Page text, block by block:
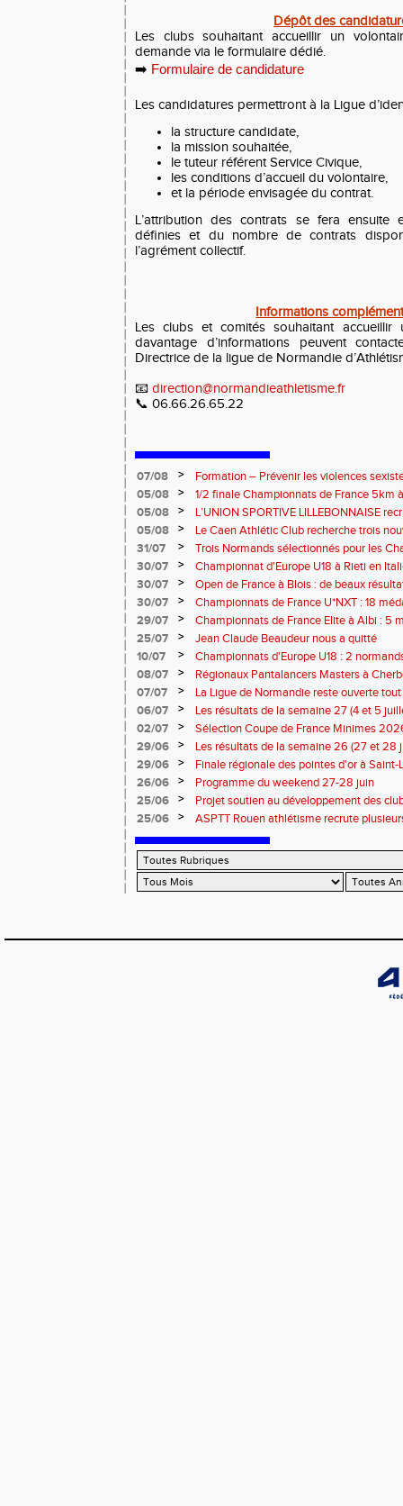
Dépôt des
Les clubs souhaitant accueillir un
demande via le formulaire dédié.
➡️ Formulaire de candidature
Les candidatures permettront à la Ligue
la structure candidate,
la mission souhaitée,
le tuteur référent Service Civique,
les conditions d’accueil du volontaire,
et la période envisagée du contrat.
L’attribution des contrats se fera ensuite
définies et du nombre de contrats
l’agrément collectif.
Informations
Les clubs et comités souhaitant
davantage d’informations peuvent
Directrice de la ligue de Normandie
📧 direction@normandieathletisme.fr
📞 06.66.26.65.22
07/08 >
Formation – Prévenir les violences
: le 26 septembre 2026
05/08 >
1/2 finale Championnats de France 5km
13 septembre 2026 : les informations
05/08 >
L’UNION SPORTIVE LILLEBONNAISE
rentrée 2026
05/08 >
Le Caen Athlétic Club recherche trois
civique à compter de septembre 2026
31/07 >
Trois Normands sélectionnés pour les
Eugene !
30/07 >
Championnat d'Europe U18 à Rieti en
normands
30/07 >
Open de France à Blois : de beaux
30/07
>
Championnats de France U*NXT : 18
29/07
>
Championnats de France Elite à Albi : 5
titres !
25/07 >
Jean Claude Beaudeur nous a quitté
10/07
>
Championnats d'Europe U18 : 2
08/07
>
Régionaux Pantalancers Masters à
07/07
>
La Ligue de Normandie reste ouverte tout
06/07
>
Les résultats de la semaine 27 (4 et 5
02/07
>
Sélection Coupe de France Minimes
29/06
>
Les résultats de la semaine 26 (27 et 28
29/06
>
Finale régionale des pointes d'or à
informations
26/06 >
Programme du weekend 27-28 juin
25/06
>
Projet soutien au développement des
25/06
> ASPTT Rouen athlétisme recrute